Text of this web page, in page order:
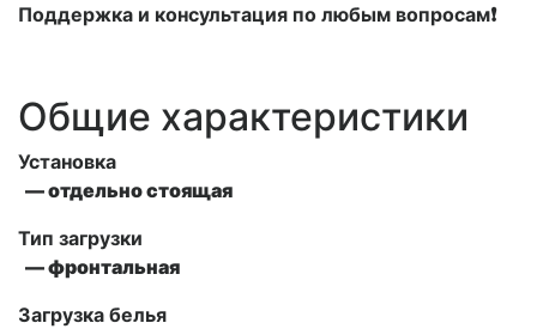
Поддержка и консультация по любым вопросам❗
Общие характеристики
Установка
— отдельно стоящая
Тип загрузки
— фронтальная
Загрузка белья